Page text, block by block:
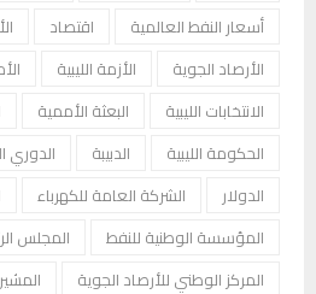
أسعار النفط العالمية
اقتصاد
الأرصاد الجوية
الأزمة الليبية
الانتخابات الليبية
البعثة الأممية
الحكومة الليبية
الدبيبة
الدوري
الدولار
الشركة العامة للكهرباء
المؤسسة الوطنية للنفط
المجلس
المركز الوطني للأرصاد الجوية